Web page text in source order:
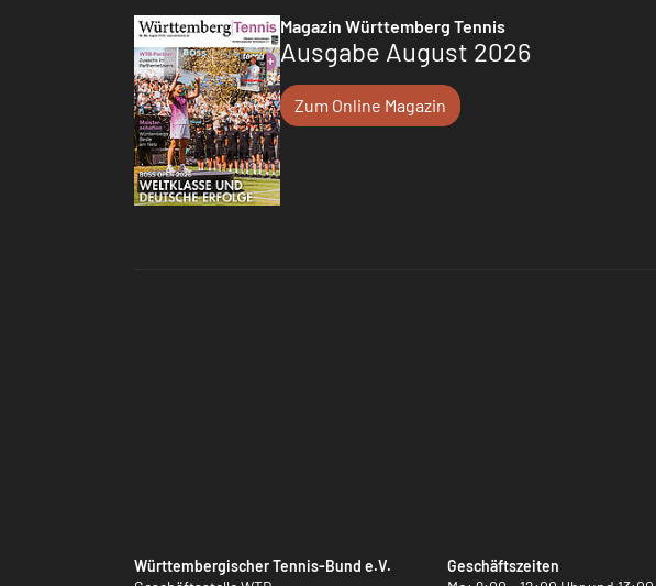
Magazin Württemberg Tennis
Ausgabe August 2026
Zum Online Magazin
Württembergischer Tennis-Bund e.V.
Geschäftszeiten